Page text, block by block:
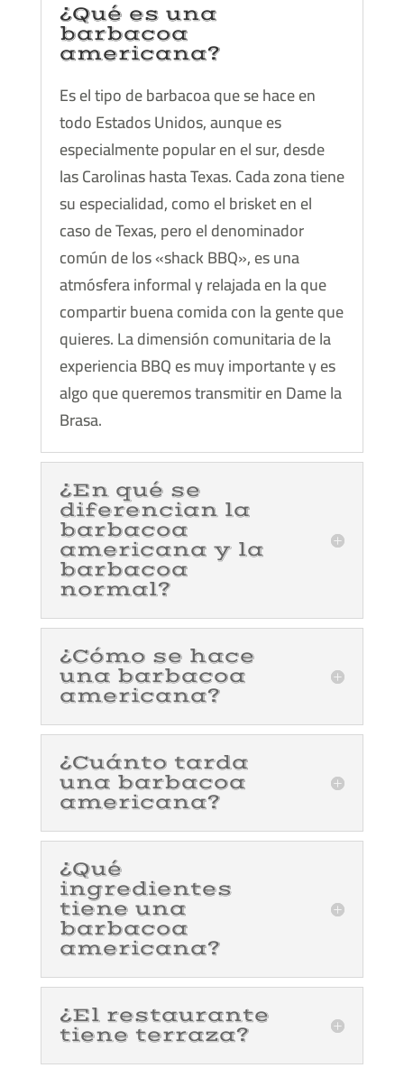
¿Qué es una
barbacoa
americana?
Es el tipo de barbacoa que se hace en
todo Estados Unidos, aunque es
especialmente popular en el sur, desde
las Carolinas hasta Texas. Cada zona tiene
su especialidad, como el brisket en el
caso de Texas, pero el denominador
común de los «shack BBQ», es una
atmósfera informal y relajada en la que
compartir buena comida con la gente que
quieres. La dimensión comunitaria de la
experiencia BBQ es muy importante y es
algo que queremos transmitir en Dame la
Brasa.
¿En qué se
diferencian la
barbacoa
americana y la
barbacoa
normal?
¿Cómo se hace
una barbacoa
americana?
¿Cuánto tarda
una barbacoa
americana?
¿Qué
ingredientes
tiene una
barbacoa
americana?
¿El restaurante
tiene terraza?